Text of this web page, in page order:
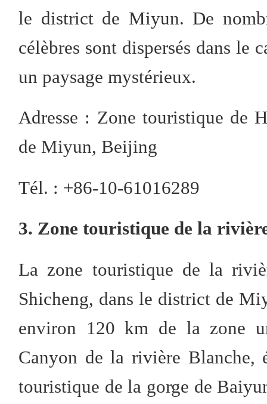
le district de Miyun. De
célèbres sont dispersés dans le
un paysage mystérieux.
Adresse : Zone touristique de
de Miyun, Beijing
Tél. : +86-10-61016289
3. Zone touristique de la
La zone touristique de la
Shicheng, dans le district de
environ 120 km de la zone
Canyon de la rivière Blanche,
touristique de la gorge de